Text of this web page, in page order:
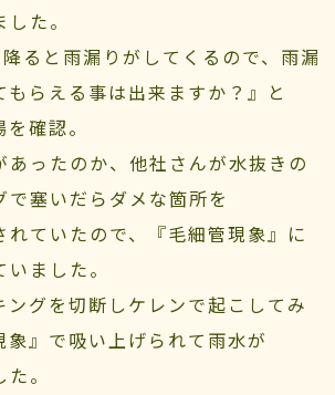
た。
ると雨漏りがしてくるので、雨漏
もらえる事は出来ますか？』と
確認。
あったのか、他社さんが水抜きの
で塞いだらダメな箇所を
れていたので、『毛細管現象』に
ました。
ングを切断しケレンで起こしてみ
象』で吸い上げられて雨水が
。